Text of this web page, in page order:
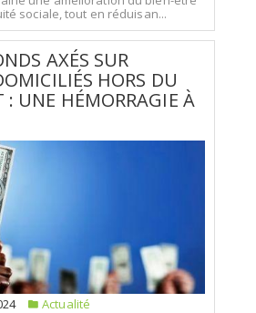
sociale, tout en réduisan...
AXÉS SUR
HORS DU
: UNE HÉMORRAGIE À
Actualité